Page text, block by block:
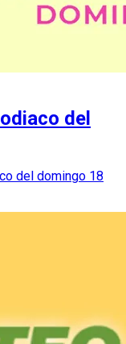
del
del domingo 18